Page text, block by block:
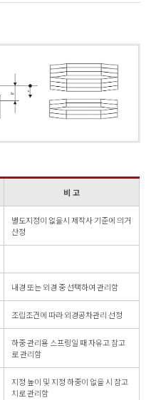
비 고
별도지정이 없을시 제작사 기준에 의거
산정
내경 또는 외경 중 선택하여 관리함
조립조건에 따라 외경공차관리 선정
하중 관리용 스프링일 때 자유고 참고
로 관리함
지정 높이 및 지정 하중이 없을 시 참고
치로 관리함